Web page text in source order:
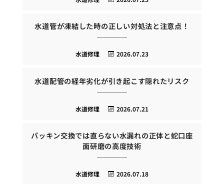
水道管が凍結した時の正しい対処法と注意点！
2026.07.23
水道修理
水道配管の経年劣化が引き起こす隠れたリスク
2026.07.21
水道修理
パッキン交換では直らない水漏れの正体と蛇口座
面研磨の高度技術
2026.07.18
水道修理